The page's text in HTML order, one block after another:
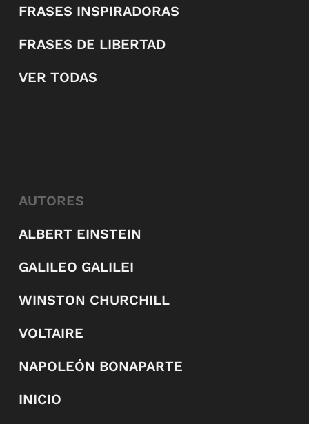
FRASES INSPIRADORAS
FRASES DE LIBERTAD
VER TODAS
AUTORES
ALBERT EINSTEIN
GALILEO GALILEI
WINSTON CHURCHILL
VOLTAIRE
NAPOLEÓN BONAPARTE
INICIO